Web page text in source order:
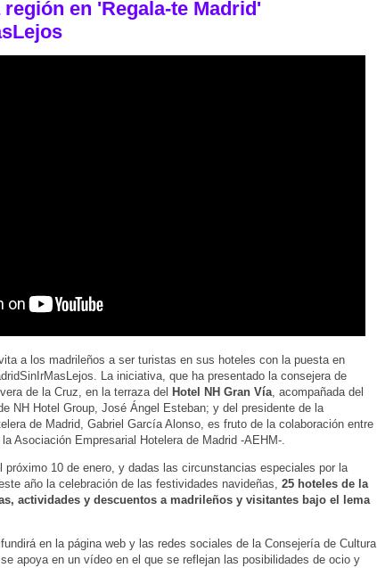
en 'Regala-te Madrid'
a los madrileños a ser turistas en sus hoteles con la puesta en
La iniciativa, que ha presentado la consejera de
de la Cruz, en la terraza del Hotel NH Gran Vía, acompañada del
NH Hotel Group, José Ángel Esteban; y del presidente de la
de Madrid, Gabriel García Alonso, es fruto de la colaboración entre
Asociación Empresarial Hotelera de Madrid -AEHM-.
próximo 10 de enero, y dadas las circunstancias especiales por la
año la celebración de las festividades navideñas, 25 hoteles de la
actividades y descuentos a madrileños y visitantes bajo el lema
en la página web y las redes sociales de la Consejería de Cultura
apoya en un vídeo en el que se reflejan las posibilidades de ocio y